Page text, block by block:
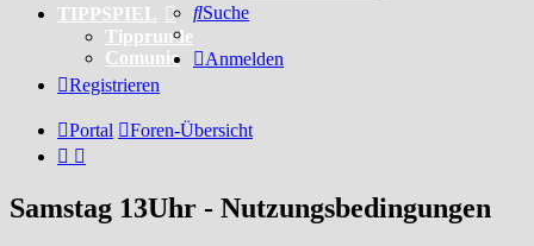
TIPPSPIEL
Tipprunde
Comunio
Suche
Anmelden
Registrieren
Portal Foren-Übersicht
Samstag 13Uhr - Nutzungsbedingungen